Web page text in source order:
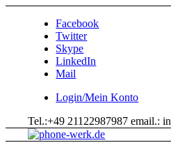
Facebook
Twitter
Skype
LinkedIn
Mail
Login/Mein Konto
Tel.:+49 21122987987 email.: